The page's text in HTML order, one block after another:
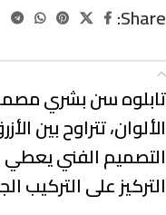
Share:
تابلوه سن بشري
الألوان، تتراوح بين
التصميم الفني يعطي
التركيز على التركيب